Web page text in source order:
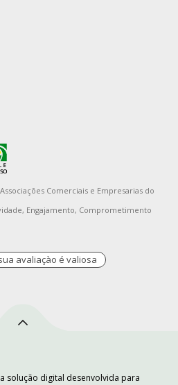
Comerciais e Empresarias do
Engajamento, Comprometimento
avaliaçào é valiosa
solução digital desenvolvida para